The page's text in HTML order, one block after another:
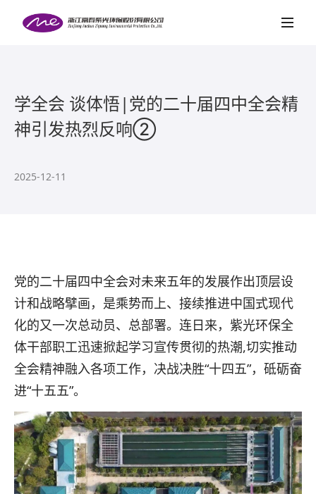
首页
项目案例
新闻中心
学全会 谈体悟|党的二十届四中全会精
神引发热烈反响②
2025-12-11
党的二十届四中全会对未来五年的发展作出顶层设
计和战略擘画，是乘势而上、接续推进中国式现代
化的又一次总动员、总部署。连日来，紫光环保全
体干部职工迅速掀起学习宣传贯彻的热潮,切实推动
全会精神融入各项工作，决战决胜“十四五”，砥砺奋
进“十五五”。